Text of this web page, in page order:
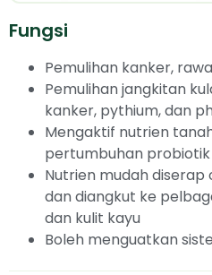
Fungsi
Pemulihan kanker,
Pemulihan jangkitan
kanker, pythium, dan
Mengaktif nutrien
pertumbuhan
Nutrien mudah
dan diangkut ke
dan kulit kayu
Boleh menguatkan